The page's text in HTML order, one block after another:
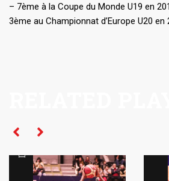
– 7ème à la Coupe du Monde U19 en
3ème au Championnat d’Europe U20 en
Intérieur